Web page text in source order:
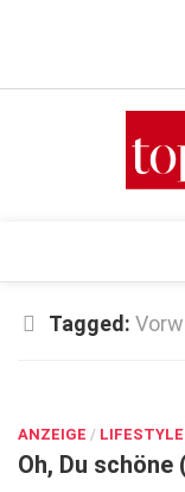
Verkaufsstellen
Top
Geschäft
gesund & schön
Tagged:
ANZEIGE / LIFESTYLE
Oh, Du